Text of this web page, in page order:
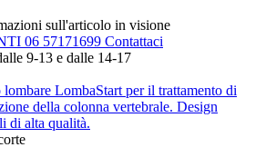
sull'articolo in visione
06 57171699 Contattaci
9-13 e dalle 14-17